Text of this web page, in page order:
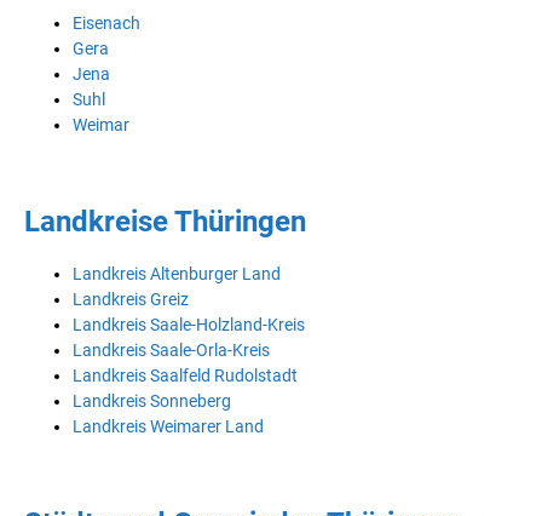
Eisenach
Gera
Jena
Suhl
Weimar
Landkreise Thüringen
Landkreis Altenburger Land
Landkreis Greiz
Landkreis Saale-Holzland-Kreis
Landkreis Saale-Orla-Kreis
Landkreis Saalfeld Rudolstadt
Landkreis Sonneberg
Landkreis Weimarer Land